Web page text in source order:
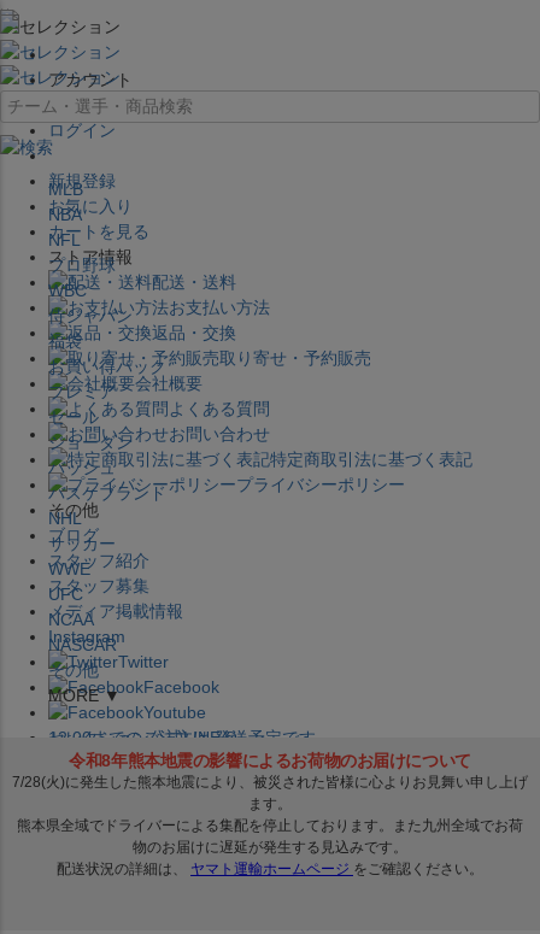
×
アカウント
ログイン
新規登録
お気に入り
カートを見る
ストア情報
配送・送料
お支払い方法
返品・交換
取り寄せ・予約販売
会社概要
よくある質問
お問い合わせ
特定商取引法に基づく表記
プライバシーポリシー
その他
ブログ
スタッフ紹介
スタッフ募集
メディア掲載情報
Instagram
Twitter
Facebook
Youtube
セレクション公式LINE@
MLB
NBA
NFL
プロ野球
WBC
侍ジャパン
福袋
お買い得パック
プレミア
セール
ジョーダン
バッシュ
バスケブランド
NHL
サッカー
WWE
UFC
NCAA
NASCAR
その他
MORE ▼
12:00までのご注文は発送予定です。
在庫品は 1-3営業日内で発送!! ※お取寄せ商品は対象外